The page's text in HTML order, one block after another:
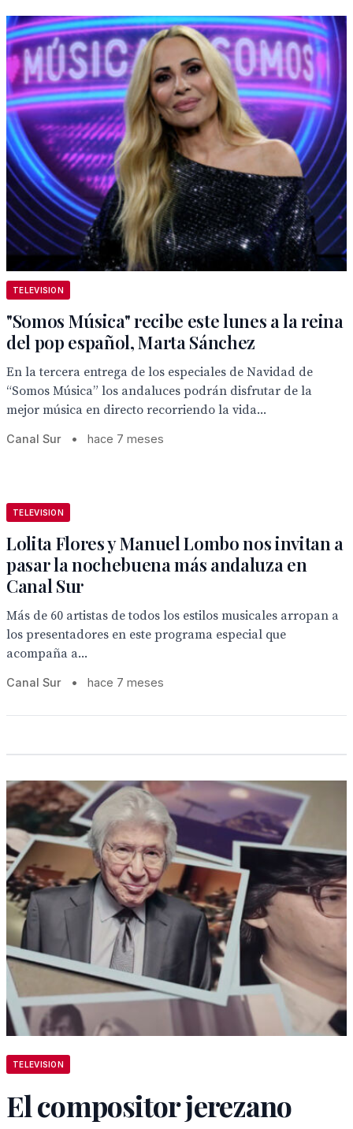
TELEVISION
"Somos Música" recibe este lunes a la reina
del pop español, Marta Sánchez
En la tercera entrega de los especiales de Navidad de
“Somos Música” los andaluces podrán disfrutar de la
mejor música en directo recorriendo la vida...
Canal Sur • hace 7 meses
TELEVISION
Lolita Flores y Manuel Lombo nos invitan a
pasar la nochebuena más andaluza en
Canal Sur
Más de 60 artistas de todos los estilos musicales arropan a
los presentadores en este programa especial que
acompaña a...
Canal Sur • hace 7 meses
TELEVISION
El compositor jerezano